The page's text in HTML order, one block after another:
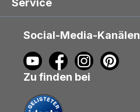
Service
Social-Media-Kanälen
Zu finden bei